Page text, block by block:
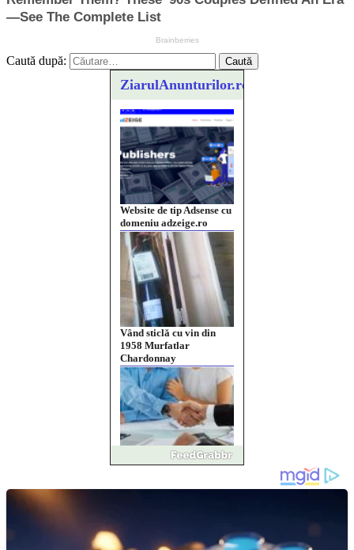
Caută după:
ZiarulAnunturilor.ro
Vând sticlă cu vin din
1958 Murfatlar
Chardonnay
Împrumut si investitii
Ofera def între special